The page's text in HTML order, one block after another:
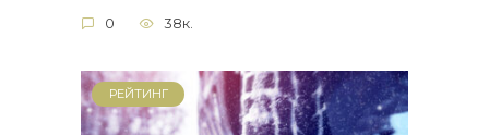
0 38к.
РЕЙТИНГ